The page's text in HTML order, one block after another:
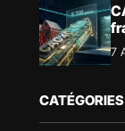
à
7
CATÉGORIES